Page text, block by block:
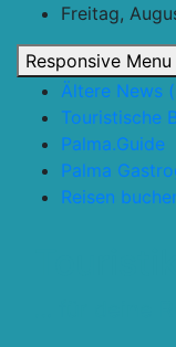
content
Freitag,
Responsive Menu
Ältere News
Touristische
Palma.Guide
Palma
Reisen